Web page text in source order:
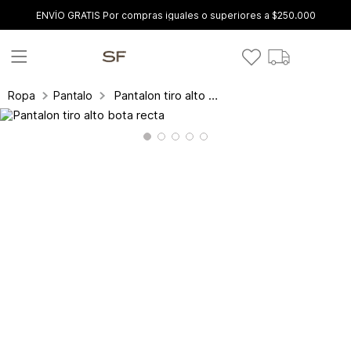
ENVÍO GRATIS Por compras iguales o superiores a $250.000
Ropa Pantalones y leggings Pantalon tiro alto bota recta